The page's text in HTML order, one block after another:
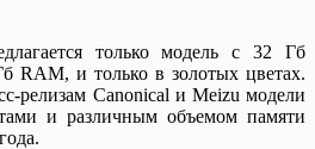
только модель с 32 Гб
RAM, и только в золотых цветах.
релизам Canonical и Meizu модели
и различным объемом памяти